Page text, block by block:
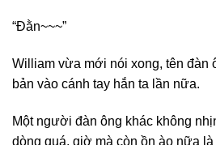
“Đằn~~~”
William vừa mới nói xong, tên đàn
bản vào cánh tay hắn ta lần nữa.
Một người đàn ông khác không
dòng quá, giờ mà còn ồn ào nữa